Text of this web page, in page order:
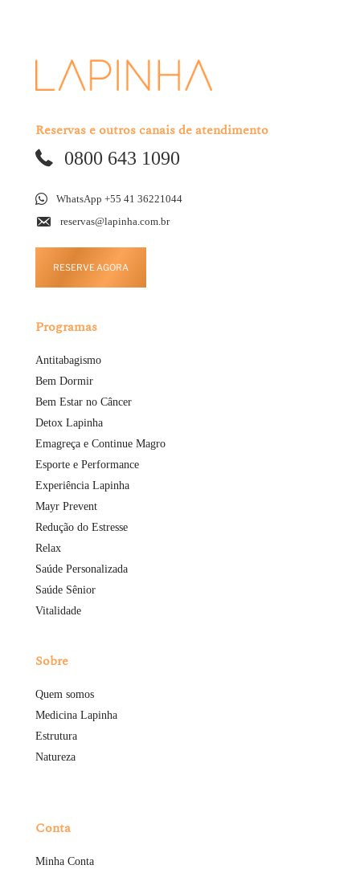
Reservas e outros canais de atendimento
0800 643 1090
WhatsApp +55 41 36221044
reservas@lapinha.com.br
RESERVE AGORA
Programas
Antitabagismo
Bem Dormir
Bem Estar no Câncer
Detox Lapinha
Emagreça e Continue Magro
Esporte e Performance
Experiência Lapinha
Mayr Prevent
Redução do Estresse
Relax
Saúde Personalizada
Saúde Sênior
Vitalidade
Sobre
Quem somos
Medicina Lapinha
Estrutura
Natureza
Conta
Minha Conta